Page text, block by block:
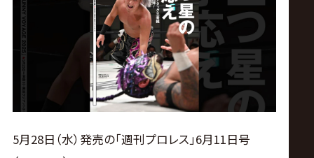
ス
リ
ン
グ・
5月28日（水）発売の「週刊プロレス」6月11日号